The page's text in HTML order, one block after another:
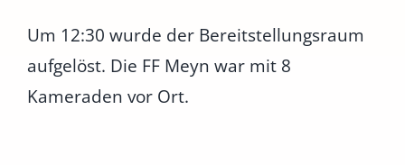
Um 12:30 wurde der Bereitstellungsraum
aufgelöst. Die FF Meyn war mit 8
Kameraden vor Ort.